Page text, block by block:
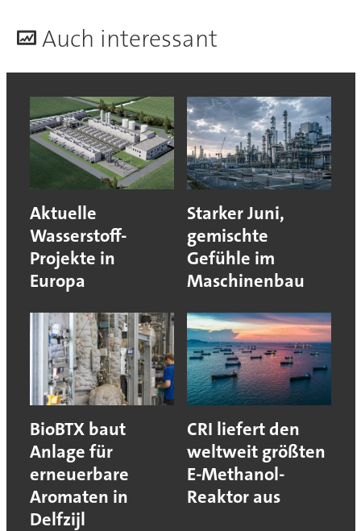
Auch interessant
Aktuelle
Wasserstoff-
Projekte in
Europa
Starker Juni,
gemischte
Gefühle im
Maschinenbau
BioBTX baut
Anlage für
erneuerbare
Aromaten in
Delfzijl
CRI liefert den
weltweit größten
E-Methanol-
Reaktor aus